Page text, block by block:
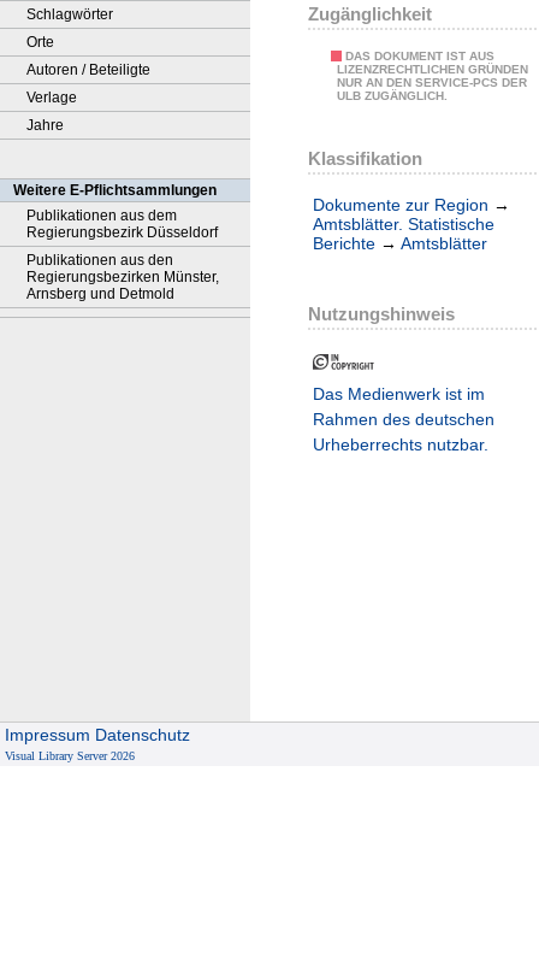
Schlagwörter
Orte
Autoren / Beteiligte
Verlage
Jahre
Weitere E-Pflichtsammlungen
Publikationen aus dem
Regierungsbezirk Düsseldorf
Publikationen aus den
Regierungsbezirken Münster,
Arnsberg und Detmold
Zugänglichkeit
DAS DOKUMENT IST AUS
LIZENZRECHTLICHEN GRÜNDEN
NUR AN DEN SERVICE-PCS DER
ULB ZUGÄNGLICH.
Klassifikation
Dokumente zur Region →
Amtsblätter. Statistische
Berichte → Amtsblätter
Nutzungshinweis
Das Medienwerk ist im
Rahmen des deutschen
Urheberrechts nutzbar.
Impressum Datenschutz
Visual Library Server 2026